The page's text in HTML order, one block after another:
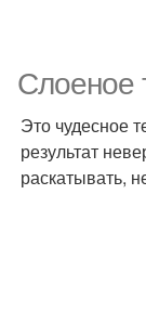
Слоеное
Это чудесное
результат
раскатывать,